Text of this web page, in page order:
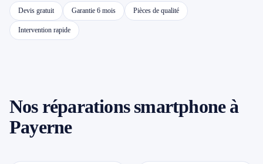
📱 Réparation téléphone par marque
Gros-de-Vaud
Broye
Devis gratuit Garantie 6 mois Pièces de qualité
Intervention rapide
Nos réparations smartphone à
Payerne